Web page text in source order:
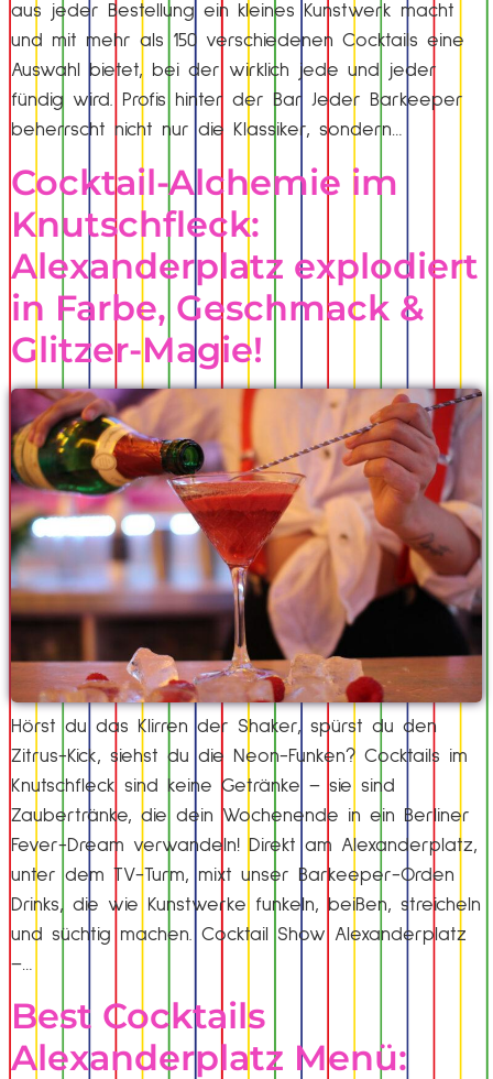
aus jeder Bestellung ein kleines Kunstwerk macht
und mit mehr als 150 verschiedenen Cocktails eine
Auswahl bietet, bei der wirklich jede und jeder
fündig wird. Profis hinter der Bar Jeder Barkeeper
beherrscht nicht nur die Klassiker, sondern…
Cocktail-Alchemie im
Knutschfleck:
Alexanderplatz explodiert
in Farbe, Geschmack &
Glitzer-Magie!
Hörst du das Klirren der Shaker, spürst du den
Zitrus-Kick, siehst du die Neon-Funken? Cocktails im
Knutschfleck sind keine Getränke – sie sind
Zaubertränke, die dein Wochenende in ein Berliner
Fever-Dream verwandeln! Direkt am Alexanderplatz,
unter dem TV-Turm, mixt unser Barkeeper-Orden
Drinks, die wie Kunstwerke funkeln, beißen, streicheln
und süchtig machen. Cocktail Show Alexanderplatz
–…
Best Cocktails
Alexanderplatz Menü: